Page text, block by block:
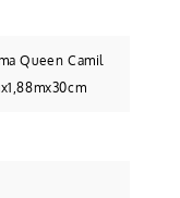
Queen Camil